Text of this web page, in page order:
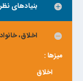
بنیادهای
اخلاق،
میزها :
اخلاق